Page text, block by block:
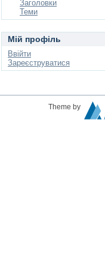
Заголовки
Теми
Мій профіль
Ввійти
Зареєструватися
Theme by